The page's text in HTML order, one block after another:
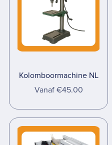
Kolomboormachine NL
Vanaf €45.00